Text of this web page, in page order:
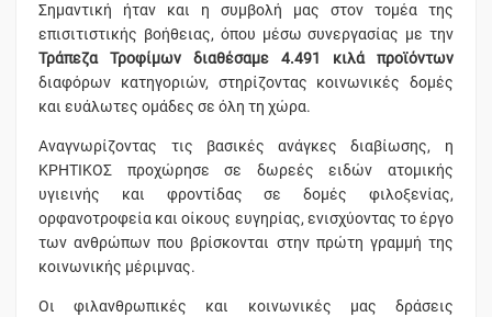
Σημαντική ήταν και η συμβολή μας στον τομέα της
επισιτιστικής βοήθειας, όπου μέσω συνεργασίας με την
Τράπεζα Τροφίμων διαθέσαμε 4.491 κιλά προϊόντων
διαφόρων κατηγοριών, στηρίζοντας κοινωνικές δομές
και ευάλωτες ομάδες σε όλη τη χώρα.
Αναγνωρίζοντας τις βασικές ανάγκες διαβίωσης, η
ΚΡΗΤΙΚΟΣ προχώρησε σε δωρεές ειδών ατομικής
υγιεινής και φροντίδας σε δομές φιλοξενίας,
ορφανοτροφεία και οίκους ευγηρίας, ενισχύοντας το έργο
των ανθρώπων που βρίσκονται στην πρώτη γραμμή της
κοινωνικής μέριμνας.
Οι φιλανθρωπικές και κοινωνικές μας δράσεις